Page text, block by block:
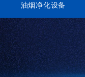
油烟净化设备